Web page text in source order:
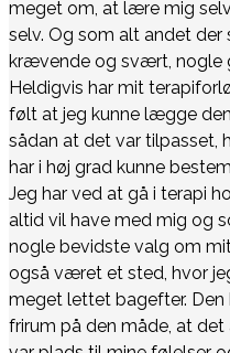
meget om, at lære mig
selv. Og som alt andet
krævende og svært, nogle
Heldigvis har mit
følt at jeg kunne lægge
sådan at det var tilpasset,
har i høj grad kunne
Jeg har ved at gå i terapi
altid vil have med mig og
nogle bevidste valg om
også været et sted, hvor
meget lettet bagefter.
frirum på den måde, at